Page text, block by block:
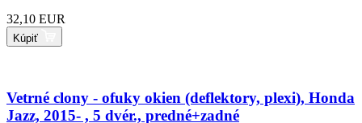
32,10 EUR
Kúpiť
Vetrné clony - ofuky okien (deflektory, plexi), Honda
Jazz, 2015- , 5 dvér., predné+zadné